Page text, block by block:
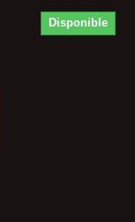
Disponible